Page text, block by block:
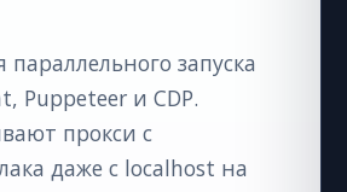
запуска
Puppeteer и CDP.
прокси с
даже с localhost на